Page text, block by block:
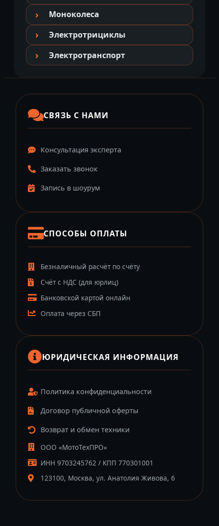
Моноколеса
Электротрициклы
Электротранспорт
СВЯЗЬ С НАМИ
Консультация эксперта
Заказать звонок
Запись в шоурум
СПОСОБЫ ОПЛАТЫ
Безналичный расчёт по счёту
Счёт с НДС (для юрлиц)
Банковской картой онлайн
Оплата через СБП
ЮРИДИЧЕСКАЯ ИНФОРМАЦИЯ
Политика конфиденциальности
Договор публичной оферты
Возврат и обмен техники
ООО «МотоТехПРО»
ИНН 9703245762 / КПП 770301001
123100, Москва, ул. Анатолия Живова, 6